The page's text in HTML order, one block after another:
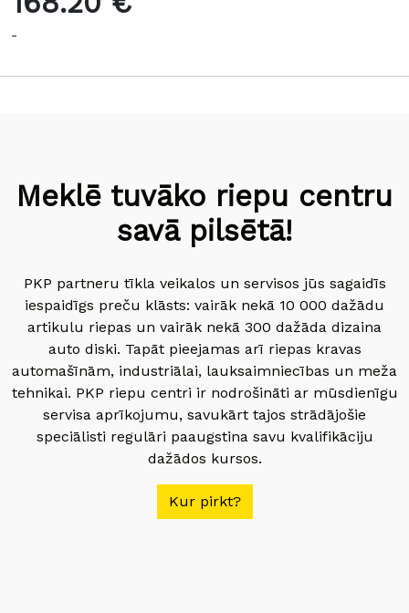
-
Meklē tuvāko riepu centru
savā pilsētā!
PKP partneru tīkla veikalos un servisos jūs sagaidīs
iespaidīgs preču klāsts: vairāk nekā 10 000 dažādu
artikulu riepas un vairāk nekā 300 dažāda dizaina
auto diski. Tapāt pieejamas arī riepas kravas
automašīnām, industriālai, lauksaimniecības un meža
tehnikai. PKP riepu centri ir nodrošināti ar mūsdienīgu
servisa aprīkojumu, savukārt tajos strādājošie
speciālisti regulāri paaugstina savu kvalifikāciju
dažādos kursos.
Kur pirkt?